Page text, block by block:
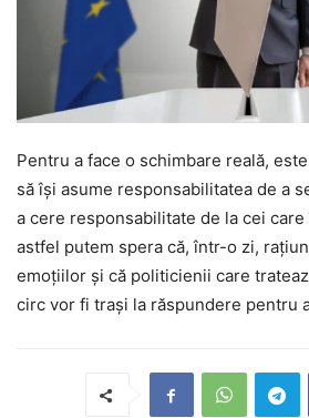
Pentru a face o schimbare reală,
să își asume responsabilitatea de a
a cere responsabilitate de la cei
astfel putem spera că, într-o zi,
emoțiilor și că politicienii care
circ vor fi trași la răspundere pentru